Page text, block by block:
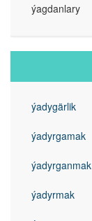
ýagdanlary
ýadygärlik
ýadyrgamak
ýadyrganmak
ýadyrmak